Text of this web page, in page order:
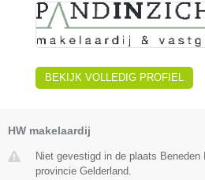
BEKIJK VOLLEDIG PROFIEL
HW makelaardij
Niet gevestigd in de plaats Beneden
provincie Gelderland.